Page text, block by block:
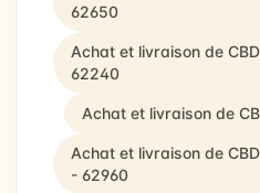
62650
Achat et livraison de
62240
Achat et livraison de
Achat et livraison de
- 62960